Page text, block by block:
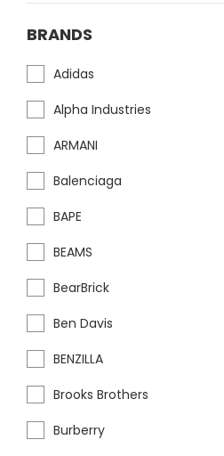
BRANDS
Adidas
Alpha Industries
ARMANI
Balenciaga
BAPE
BEAMS
BearBrick
Ben Davis
BENZILLA
Brooks Brothers
Burberry